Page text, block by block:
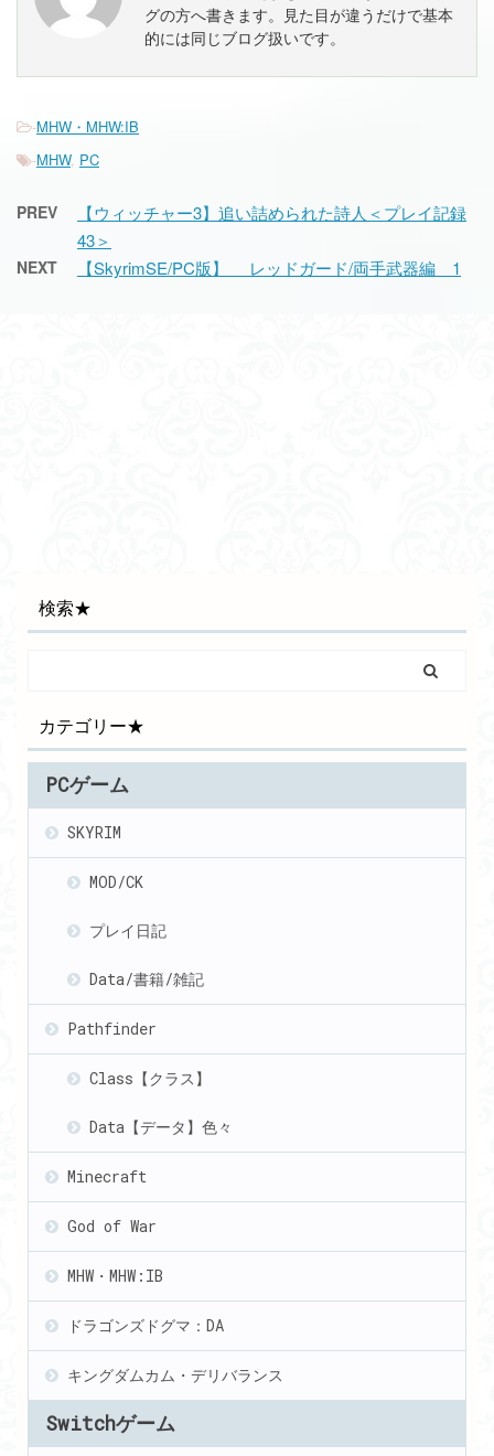
グの方へ書きます。見た目が違うだけで基本
的には同じブログ扱いです。
-MHW・MHW:IB
-MHW, PC
PREV
【ウィッチャー3】追い詰められた詩人＜プレイ記録
43＞
NEXT 【SkyrimSE/PC版】 レッドガード/両手武器編 1
検索★
カテゴリー★
PCゲーム
SKYRIM
MOD/CK
プレイ日記
Data/書籍/雑記
Pathfinder
Class【クラス】
Data【データ】色々
Minecraft
God of War
MHW・MHW:IB
ドラゴンズドグマ：DA
キングダムカム・デリバランス
Switchゲーム